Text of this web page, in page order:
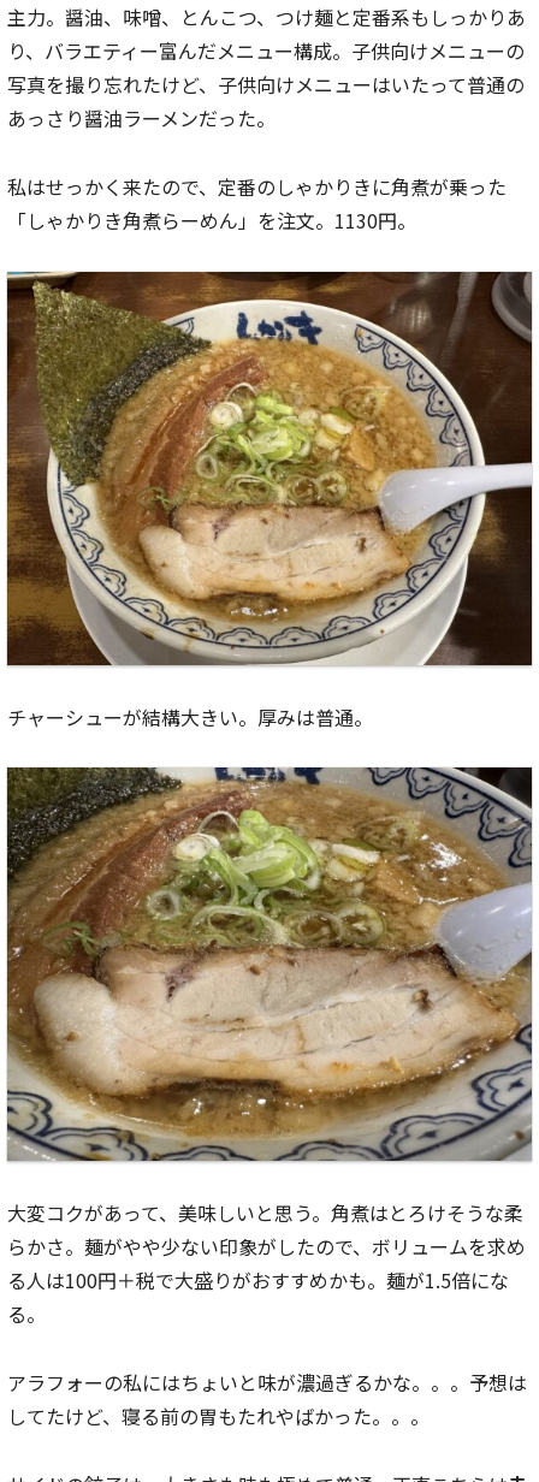
主力。醤油、味噌、とんこつ、つけ麺と定番系もしっかりあ
り、バラエティー富んだメニュー構成。子供向けメニューの
写真を撮り忘れたけど、子供向けメニューはいたって普通の
あっさり醤油ラーメンだった。
私はせっかく来たので、定番のしゃかりきに角煮が乗った
「しゃかりき角煮らーめん」を注文。1130円。
チャーシューが結構大きい。厚みは普通。
大変コクがあって、美味しいと思う。角煮はとろけそうな柔
らかさ。麺がやや少ない印象がしたので、ボリュームを求め
る人は100円＋税で大盛りがおすすめかも。麺が1.5倍にな
る。
アラフォーの私にはちょいと味が濃過ぎるかな。。。予想は
してたけど、寝る前の胃もたれやばかった。。。